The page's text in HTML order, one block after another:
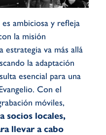
ambiciosa y refleja
la misión
estrategia va más allá
la adaptación
esencial para una
Con el
móviles,
socios locales,
llevar a cabo